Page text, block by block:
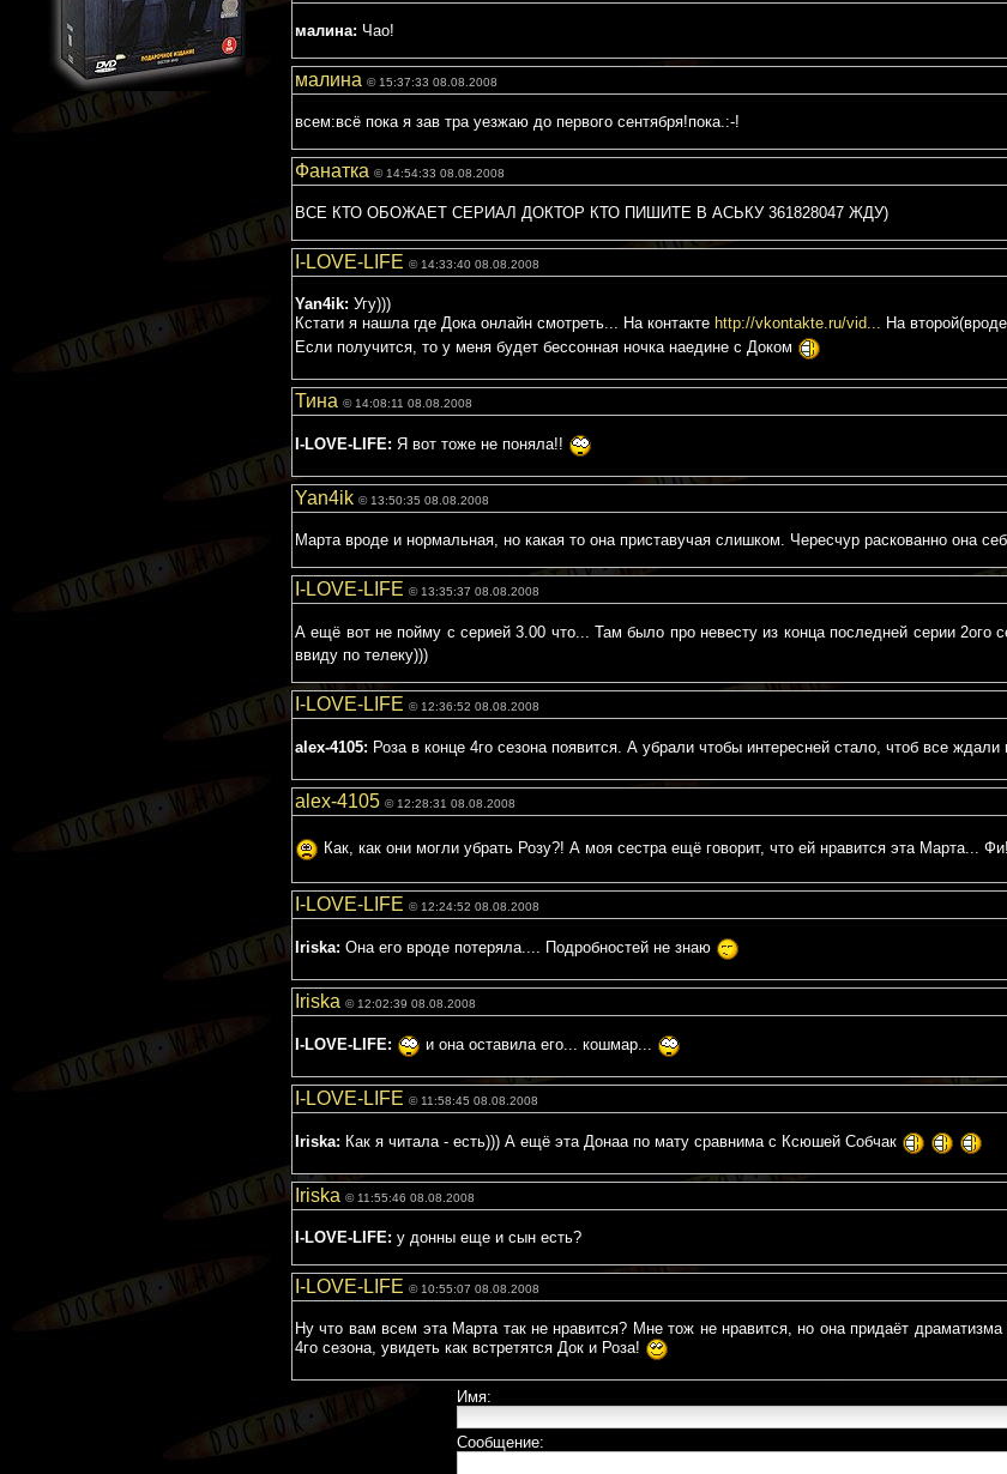
малина: Чао!
малина © 15:37:33 08.08.2008
всем:всё пока я зав тра уезжаю до первого сентября!пока.:-!
Фанатка © 14:54:33 08.08.2008
ВСЕ КТО ОБОЖАЕТ СЕРИАЛ ДОКТОР КТО ПИШИТЕ В АСЬКУ 361828047 ЖДУ)
I-LOVE-LIFE © 14:33:40 08.08.2008
Yan4ik: Угу)))
Кстати я нашла где Дока онлайн смотреть... На контакте http://vkontakte.ru/vid... На
Если получится, то у меня будет бессонная ночка наедине с Доком
Тина © 14:08:11 08.08.2008
I-LOVE-LIFE: Я вот тоже не поняла!!
Yan4ik © 13:50:35 08.08.2008
Марта вроде и нормальная, но какая то она приставучая слишком. Чересчур раскованно она
I-LOVE-LIFE © 13:35:37 08.08.2008
А ещё вот не пойму с серией 3.00 что... Там было про невесту из конца последней серии 2ого
ввиду по телеку)))
I-LOVE-LIFE © 12:36:52 08.08.2008
alex-4105: Роза в конце 4го сезона появится. А убрали чтобы интересней стало, чтоб все ждали
alex-4105 © 12:28:31 08.08.2008
Как, как они могли убрать Розу?! А моя сестра ещё говорит, что ей нравится эта Марта... Фи!
I-LOVE-LIFE © 12:24:52 08.08.2008
Iriska: Она его вроде потеряла.... Подробностей не знаю
Iriska © 12:02:39 08.08.2008
I-LOVE-LIFE: и она оставила его... кошмар...
I-LOVE-LIFE © 11:58:45 08.08.2008
Iriska: Как я читала - есть))) А ещё эта Донаа по мату сравнима с Ксюшей Собчак
Iriska © 11:55:46 08.08.2008
I-LOVE-LIFE: у донны еще и сын есть?
I-LOVE-LIFE © 10:55:07 08.08.2008
Ну что вам всем эта Марта так не нравится? Мне тож не нравится, но она придаёт
4го сезона, увидеть как встретятся Док и Роза!
Имя:
Сообщение: